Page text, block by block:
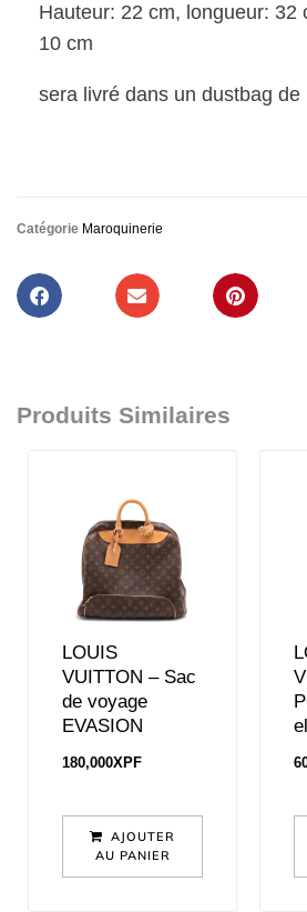
Hauteur: 22 cm, longueur: 32
10 cm
sera livré dans un dustbag de
Catégorie Maroquinerie
Produits Similaires
LOUIS
VUITTON – Sac
de voyage
EVASION
180,000XPF
AJOUTER
AU PANIER